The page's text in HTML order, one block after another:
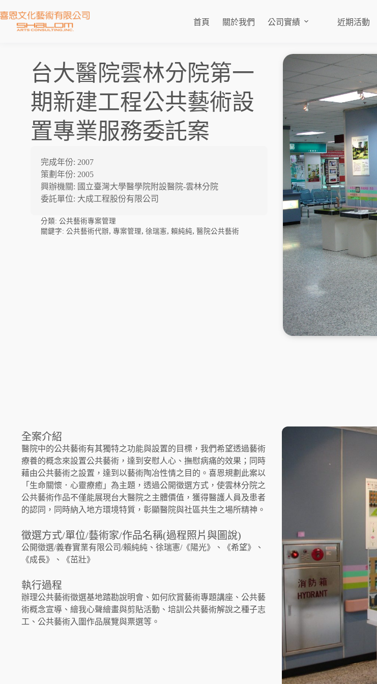
首頁 關於我們 公司實績 近期活動
台大醫院雲林分院第一
期新建工程公共藝術設
置專業服務委託案
完成年份: 2007
策劃年份: 2005
興辦機關: 國立臺灣大學醫學院附設醫院-雲林分院
委託單位: 大成工程股份有限公司
分類: 公共藝術專案管理
關鍵字: 公共藝術代辦, 專案管理, 徐瑞憲, 賴純純, 醫院公共藝術
全案介紹
醫院中的公共藝術有其獨特之功能與設置的目標，我們希望透過藝術
療養的概念來設置公共藝術，達到安慰人心、撫慰病痛的效果；同時
藉由公共藝術之設置，達到以藝術陶冶性情之目的。喜恩規劃此案以
「生命關懷．心靈療癒」為主題，透過公開徵選方式，使雲林分院之
公共藝術作品不僅能展現台大醫院之主體價值，獲得醫護人員及患者
的認同，同時納入地方環境特質，彰顯醫院與社區共生之場所精神。
徵選方式/單位/藝術家/作品名稱(過程照片與圖說)
公開徵選/義春實業有限公司/賴純純、徐瑞憲/《陽光》、《希望》、
《成長》、《茁壯》
執行過程
辦理公共藝術徵選基地踏勘說明會、如何欣賞藝術專題講座、公共藝
術概念宣導、繪我心聲繪畫與剪貼活動、培訓公共藝術解說之種子志
工、公共藝術入圍作品展覽與票選等。